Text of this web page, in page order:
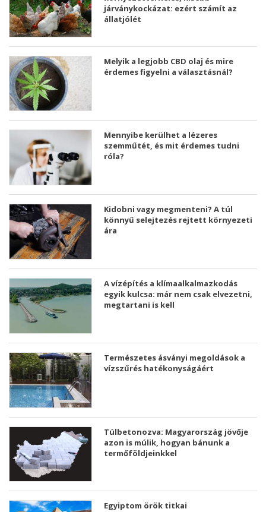
járványkockázat: ezért számít az
állatjólét
Melyik a legjobb CBD olaj és mire
érdemes figyelni a választásnál?
Mennyibe kerülhet a lézeres
szemműtét, és mit érdemes tudni
róla?
Kidobni vagy megmenteni? A túl
könnyű selejtezés rejtett környezeti
ára
A vízépítés a klímaalkalmazkodás
egyik kulcsa: már nem csak elvezetni,
megtartani is kell
Természetes ásványi megoldások a
vízszűrés hatékonyságáért
Túlbetonozva: Magyarország jövője
azon is múlik, hogyan bánunk a
termőföldjeinkkel
Egyiptom örök titkai